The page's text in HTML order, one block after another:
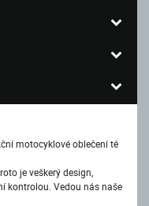
motocyklové oblečení té
je veškerý design,
kontrolou. Vedou nás naše